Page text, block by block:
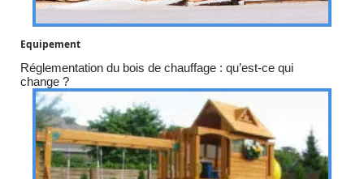
Equipement
Réglementation du bois de chauffage : qu’est-ce qui
change ?